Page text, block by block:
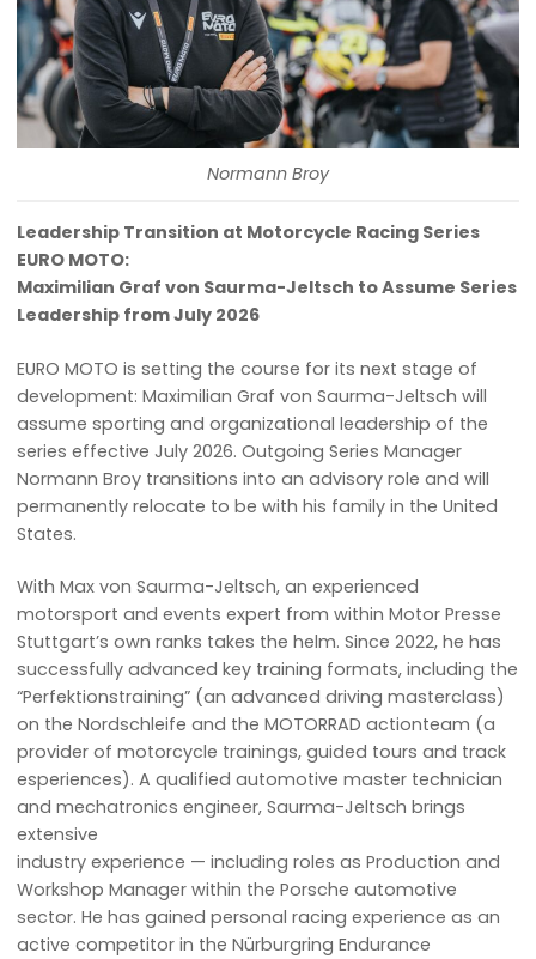
Normann Broy
Leadership Transition at Motorcycle Racing Series
EURO MOTO:
Maximilian Graf von Saurma-Jeltsch to Assume Series
Leadership from July 2026
EURO MOTO is setting the course for its next stage of
development: Maximilian Graf von Saurma-Jeltsch will
assume sporting and organizational leadership of the
series effective July 2026. Outgoing Series Manager
Normann Broy transitions into an advisory role and will
permanently relocate to be with his family in the United
States.
With Max von Saurma-Jeltsch, an experienced
motorsport and events expert from within Motor Presse
Stuttgart’s own ranks takes the helm. Since 2022, he has
successfully advanced key training formats, including the
“Perfektionstraining” (an advanced driving masterclass)
on the Nordschleife and the MOTORRAD actionteam (a
provider of motorcycle trainings, guided tours and track
esperiences). A qualified automotive master technician
and mechatronics engineer, Saurma-Jeltsch brings
extensive
industry experience — including roles as Production and
Workshop Manager within the Porsche automotive
sector. He has gained personal racing experience as an
active competitor in the Nürburgring Endurance